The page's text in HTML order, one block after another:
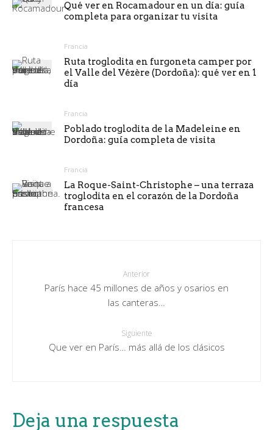
Qué ver en Rocamadour en un día: guía
completa para organizar tu visita
Francia
Ruta troglodita en furgoneta camper por
el Valle del Vézère (Dordoña): qué ver en 1
día
Francia
Poblado troglodita de la Madeleine en
Dordoña: guía completa de visita
Francia
La Roque-Saint-Christophe – una terraza
troglodita en el corazón de la Dordoña
francesa
Anterior
París hace 45 millones de años y osarios en
las canteras…
Siguiente
Que ver en París… más allá de los clásicos
Deja una respuesta